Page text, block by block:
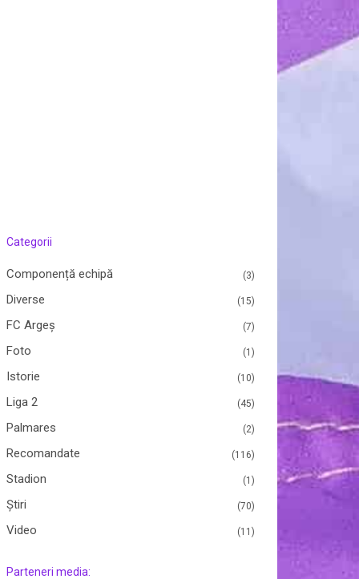
Categorii
Componență echipă (3)
Diverse (15)
FC Argeș (7)
Foto (1)
Istorie (10)
Liga 2 (45)
Palmares (2)
Recomandate (116)
Stadion (1)
Ştiri (70)
Video (11)
Parteneri media: